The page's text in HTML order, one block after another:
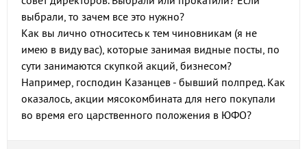
выбрали, то зачем все это нужно?
Как вы лично относитесь к тем чиновникам (я не
имею в виду вас), которые занимая видные посты, по
сути занимаются скупкой акций, бизнесом?
Например, господин Казанцев - бывший полпред. Как
оказалось, акции мясокомбината для него покупали
во время его царственного положения в ЮФО?